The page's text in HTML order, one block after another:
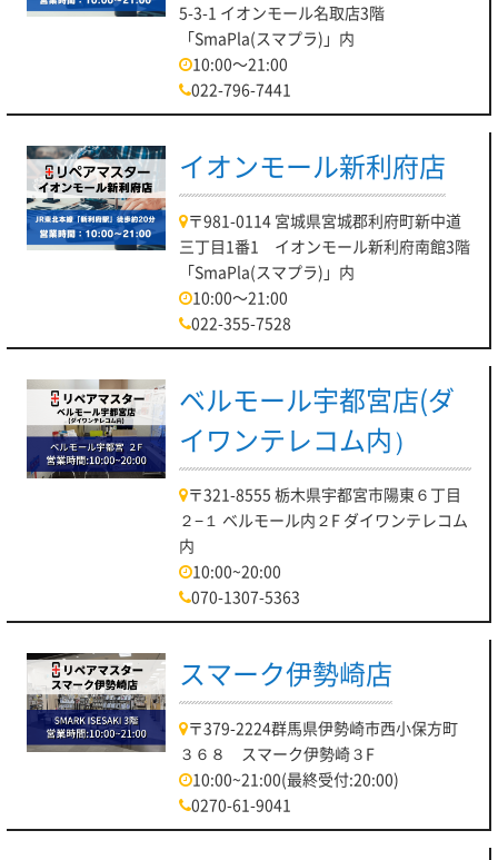
5-3-1 イオンモール名取店3階
「SmaPla(スマプラ)」内
10:00～21:00
022-796-7441
イオンモール新利府店
〒981-0114 宮城県宮城郡利府町新中道
三丁目1番1 イオンモール新利府南館3階
「SmaPla(スマプラ)」内
10:00～21:00
022-355-7528
ベルモール宇都宮店(ダ
イワンテレコム内）
〒321-8555 栃木県宇都宮市陽東６丁目
２−１ ベルモール内２F ダイワンテレコム
内
10:00~20:00
070-1307-5363
スマーク伊勢崎店
〒379-2224群馬県伊勢崎市西小保方町
３６８ スマーク伊勢崎３F
10:00~21:00(最終受付:20:00)
0270-61-9041